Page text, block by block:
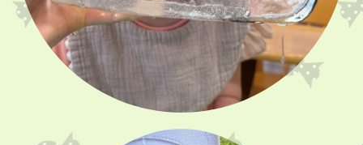
年7月の予定
ちゅうりっぷ：
) ひまわり～ちゅうりっぷ：祖父母参観